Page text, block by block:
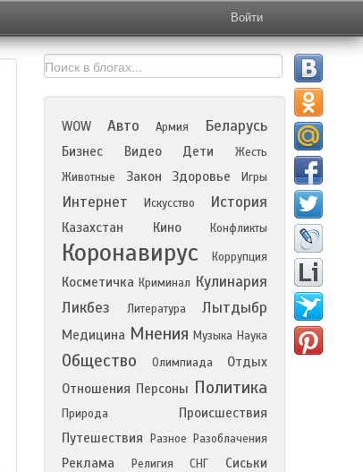
Войти
WOW Авто Армия Беларусь
Бизнес Видео Дети
Жесть
Животные
Закон Здоровье Игры
Интернет Искусство История
Казахстан Кино Конфликты
Коронавирус Коррупция
Косметичка Криминал Кулинария
Ликбез
Литература Лытдыбр
Медицина Мнения Музыка Наука
Общество Олимпиада
Отдых
Отношения Персоны Политика
Природа
Происшествия
Путешествия
Разное Разоблачения
Реклама Религия СНГ
Сиськи